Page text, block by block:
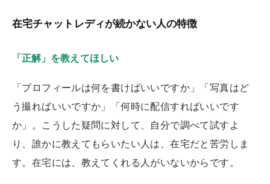
在宅チャットレディが続かない人の特徴
「正解」を教えてほしい
「プロフィールは何を書けばいいですか」「写真はど
う撮ればいいですか」「何時に配信すればいいです
か」。こうした疑問に対して、自分で調べて試すよ
り、誰かに教えてもらいたい人は、在宅だと苦労しま
す。在宅には、教えてくれる人がいないからです。